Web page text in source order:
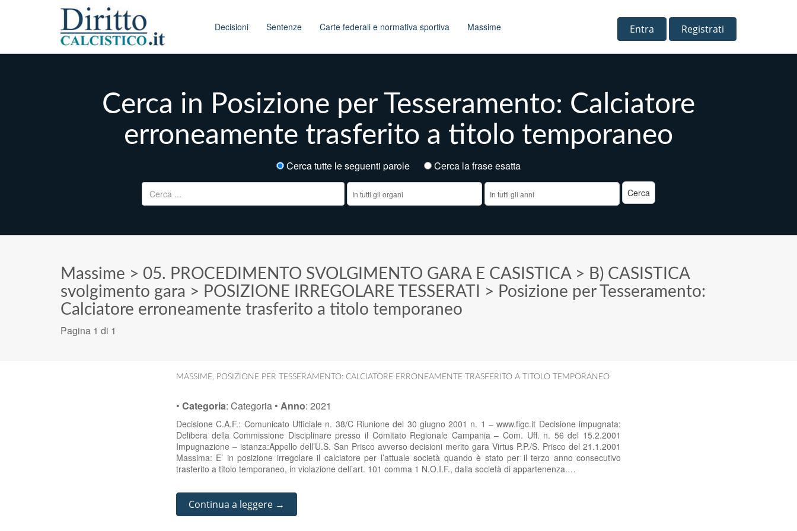
Main menu Decisioni Sentenze Carte federali e normativa sportiva Massime Entra Registrati
Cerca in Posizione per Tesseramento: Calciatore
erroneamente trasferito a titolo temporaneo
Cerca tutte le seguenti parole
Cerca la frase esatta
Ricerca per:
Massime > 05. PROCEDIMENTO SVOLGIMENTO GARA E CASISTICA> B) CASISTICA
svolgimento gara > POSIZIONE IRREGOLARE TESSERATI > Posizione per Tesseramento:
Calciatore erroneamente trasferito a titolo temporaneo
Pagina 1 di 1
MASSIME, POSIZIONE PER TESSERAMENTO: CALCIATORE ERRONEAMENTE TRASFERITO A TITOLO TEMPORANEO
• Categoria: Categoria • Anno: 2021
Decisione C.A.F.: Comunicato Ufficiale n. 38/C Riunione del 30 giugno 2001 n. 1 – www.figc.it Decisione impugnata:
Delibera della Commissione Disciplinare presso il Comitato Regionale Campania – Com. Uff. n. 56 del 15.2.2001
Impugnazione – istanza:Appello dell’U.S. San Prisco avverso decisioni merito gara Virtus P.P./S. Prisco del 21.1.2001
Massima: E’ in posizione irregolare il calciatore per l’attuale società quando è stato per il terzo anno consecutivo
trasferito a titolo temporaneo, in violazione dell’art. 101 comma 1 N.O.I.F., dalla società di appartenenza.…
Continua a leggere →